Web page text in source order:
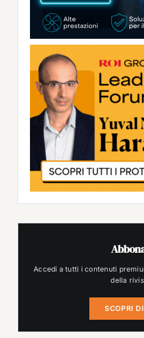
Accedi a tutti i contenuti
della
SCOPRI